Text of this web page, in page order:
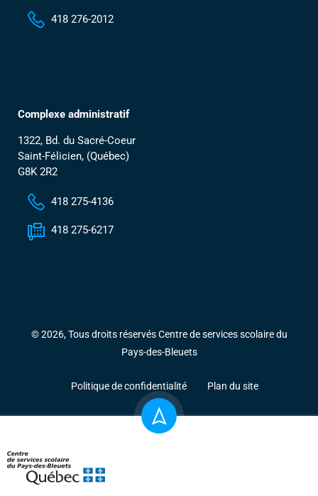
418 276-2012
Complexe administratif
1322, Bd. du Sacré-Coeur
Saint-Félicien, (Québec)
G8K 2R2
418 275-4136
418 275-6217
© 2026, Tous droits réservés Centre de services scolaire du
Pays-des-Bleuets
Politique de confidentialité Plan du site